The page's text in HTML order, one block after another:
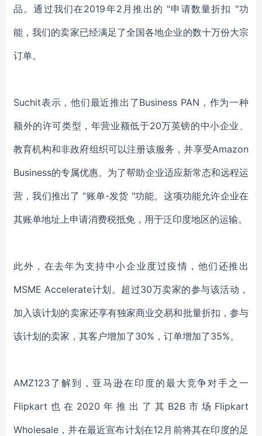
品。通过我们在2019年2月推出的 "申请数量折扣 "功
能，我们的卖家已经满足了全国各地企业的数十万份大宗
订单。
Suchit表示，他们最近推出了Business PAN，作为一种
额外的许可类型，年营业额低于20万英镑的中小企业、
教育机构和非政府组织可以注册该服务，并享受Amazon
Business的专属优惠。为了帮助企业适应新常态和远程运
营，我们推出了 "账单-发货 "功能。这项功能允许企业在
其账单地址上申请消费税抵免，用于泛印度地区的运输。
此外，在去年为支持中小企业度过疫情，他们还推出
MSME Accelerate计划。超过30万卖家的参与该活动，
加入该计划的卖家还享有独家商业交易和批量折扣，参与
该计划的卖家，其客户增加了30%，订单增加了35%。
AMZ123了解到，亚马逊在印度的最大竞争对手之一
Flipkart也在2020年推出了其B2B市场Flipkart
Wholesale，并在最近宣布计划在12月前将其在印度的足